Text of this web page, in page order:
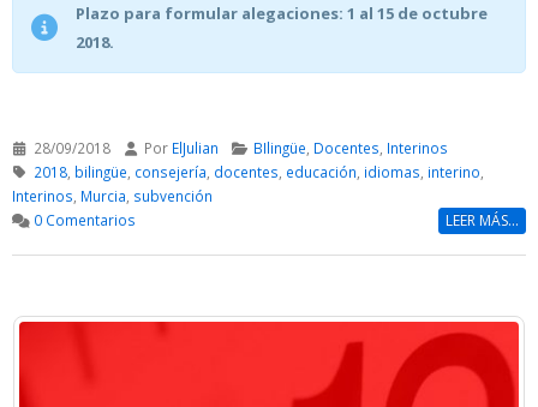
Plazo para formular alegaciones: 1 al 15 de octubre
2018.
28/09/2018 Por ElJulian BIlingüe Docentes Interinos
2018, bilingüe consejería docentes educación idiomas interino
Interinos Murcia subvención
0 Comentarios
LEER MÁS...